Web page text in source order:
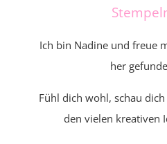
Ich bin Nadine und freue
her
Fühl dich wohl, schau
den vielen kreativen